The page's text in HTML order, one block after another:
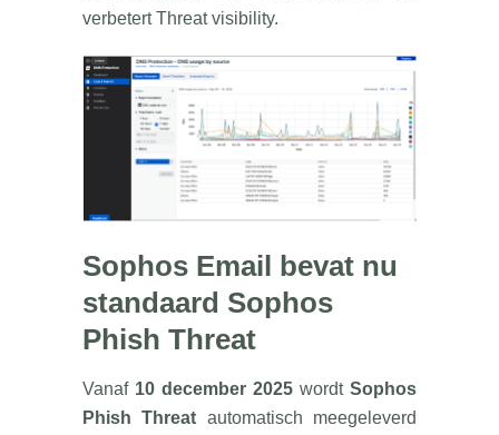
verbetert Threat visibility.
Sophos Email bevat nu
standaard Sophos
Phish Threat
Vanaf 10 december 2025 wordt Sophos
Phish Threat automatisch meegeleverd